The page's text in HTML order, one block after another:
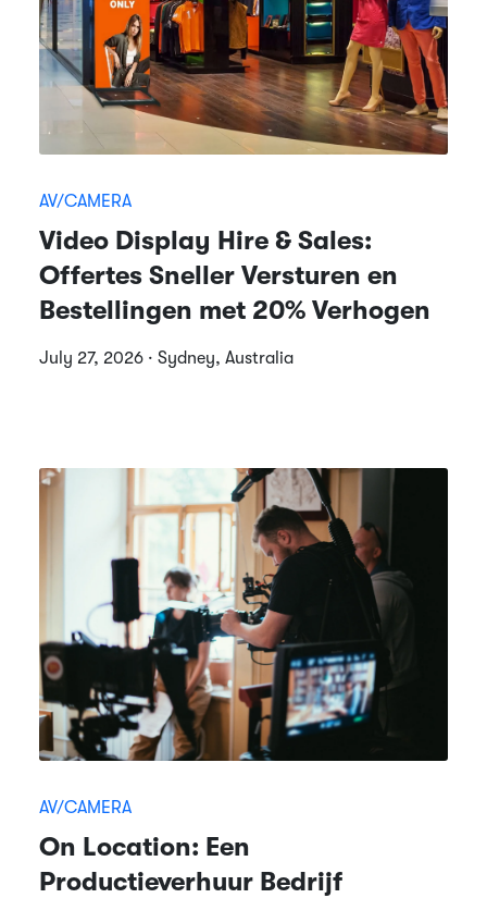
AV/CAMERA
Video Display Hire & Sales:
Offertes Sneller Versturen en
Bestellingen met 20% Verhogen
July 27, 2026 · Sydney, Australia
AV/CAMERA
On Location: Een
Productieverhuur Bedrijf